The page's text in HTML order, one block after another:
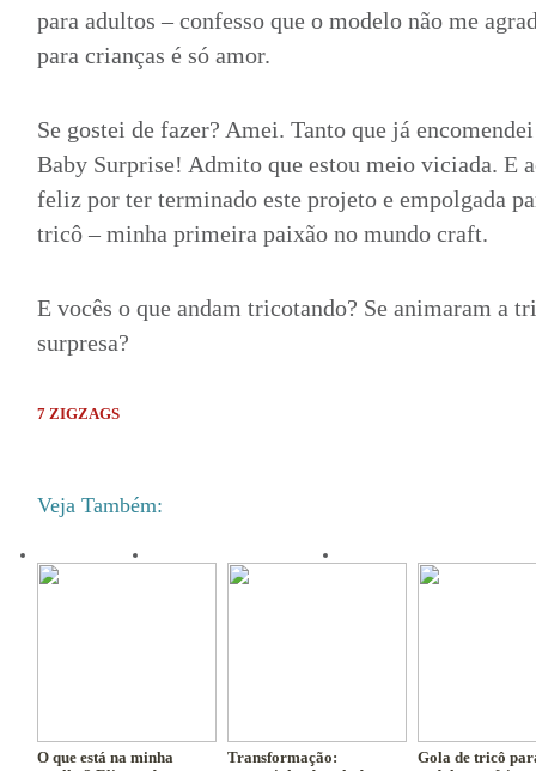
para adultos – confesso que o modelo não me
para crianças é só amor.
Se gostei de fazer? Amei. Tanto que já
Baby Surprise! Admito que estou meio viciada. E
feliz por ter terminado este projeto e empolgada
tricô – minha primeira paixão no mundo craft.
E vocês o que andam tricotando? Se animaram a
surpresa?
7 ZIGZAGS
Veja Também:
O que está na minha
Transformação:
Gola de tricô